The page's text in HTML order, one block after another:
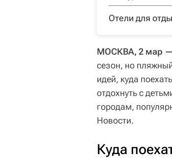
Отели для
МОСКВА, 2 мар
сезон, но
идей, куда
отдохнуть с
городам,
Новости.
Куда